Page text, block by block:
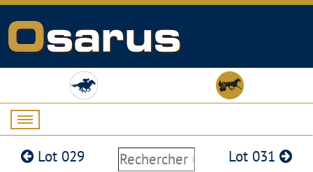
Lot 029 Lot 031